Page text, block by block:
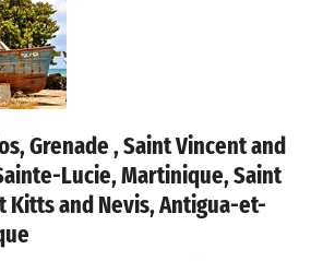
Grenade , Saint Vincent and
Lucie, Martinique, Saint
Kitts and Nevis, Antigua-et-